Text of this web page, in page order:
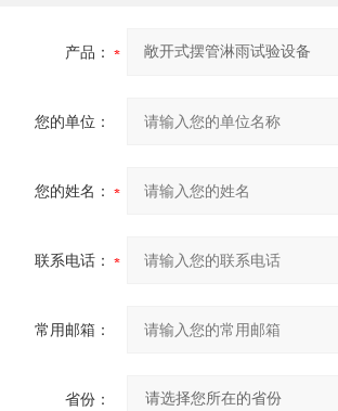
产品：
您的单位：
您的姓名：
联系电话：
常用邮箱：
省份：